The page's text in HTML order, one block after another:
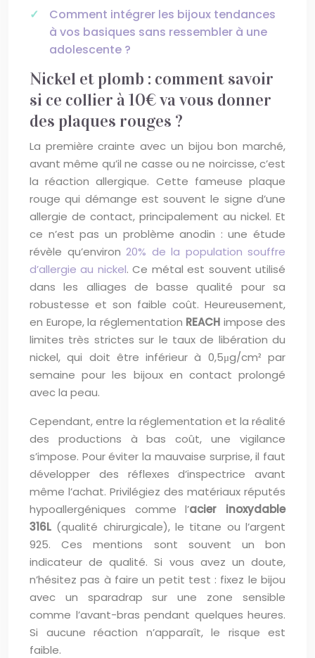
Comment intégrer les bijoux tendances
à vos basiques sans ressembler à une
adolescente ?
Nickel et plomb : comment savoir
si ce collier à 10€ va vous donner
des plaques rouges ?
La première crainte avec un bijou bon marché,
avant même qu’il ne casse ou ne noircisse, c’est
la réaction allergique. Cette fameuse plaque
rouge qui démange est souvent le signe d’une
allergie de contact, principalement au nickel. Et
ce n’est pas un problème anodin : une étude
révèle qu’environ 20% de la population souffre
d’allergie au nickel. Ce métal est souvent utilisé
dans les alliages de basse qualité pour sa
robustesse et son faible coût. Heureusement,
en Europe, la réglementation REACH impose des
limites très strictes sur le taux de libération du
nickel, qui doit être inférieur à 0,5μg/cm² par
semaine pour les bijoux en contact prolongé
avec la peau.
Cependant, entre la réglementation et la réalité
des productions à bas coût, une vigilance
s’impose. Pour éviter la mauvaise surprise, il faut
développer des réflexes d’inspectrice avant
même l’achat. Privilégiez des matériaux réputés
hypoallergéniques comme l’acier inoxydable
316L (qualité chirurgicale), le titane ou l’argent
925. Ces mentions sont souvent un bon
indicateur de qualité. Si vous avez un doute,
n’hésitez pas à faire un petit test : fixez le bijou
avec un sparadrap sur une zone sensible
comme l’avant-bras pendant quelques heures.
Si aucune réaction n’apparaît, le risque est
faible.